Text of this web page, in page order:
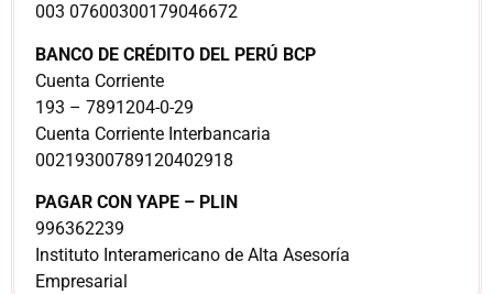
003 07600300179046672
BANCO DE CRÉDITO DEL PERÚ BCP
Cuenta Corriente
193 – 7891204-0-29
Cuenta Corriente Interbancaria
00219300789120402918
PAGAR CON YAPE – PLIN
996362239
Instituto Interamericano de Alta Asesoría
Empresarial